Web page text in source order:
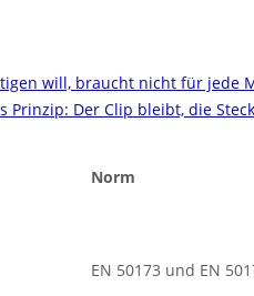
will, braucht nicht für jede
Prinzip: Der Clip bleibt, die
Norm
EN 50173 und EN